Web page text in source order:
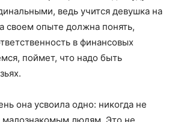
ведь учится девушка на
своем опыте должна понять,
в финансовых
поймет, что надо быть
она усвоила одно: никогда не